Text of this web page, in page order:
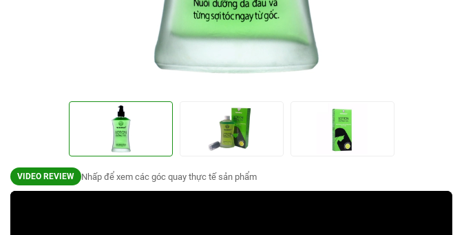
VIDEO REVIEW Nhấp để xem các góc quay thực tế sản phẩm